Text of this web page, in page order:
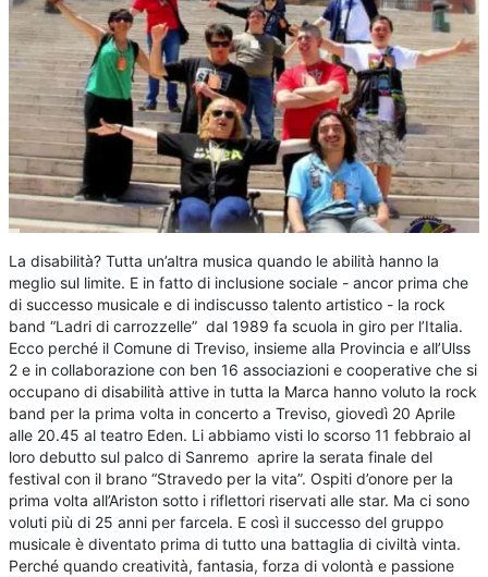
La disabilità? Tutta un’altra musica quando le abilità hanno la
meglio sul limite. E in fatto di inclusione sociale - ancor prima che
di successo musicale e di indiscusso talento artistico - la rock
band “Ladri di carrozzelle” dal 1989 fa scuola in giro per l’Italia.
Ecco perché il Comune di Treviso, insieme alla Provincia e all’Ulss
2 e in collaborazione con ben 16 associazioni e cooperative che si
occupano di disabilità attive in tutta la Marca hanno voluto la rock
band per la prima volta in concerto a Treviso, giovedì 20 Aprile
alle 20.45 al teatro Eden. Li abbiamo visti lo scorso 11 febbraio al
loro debutto sul palco di Sanremo aprire la serata finale del
festival con il brano “Stravedo per la vita”. Ospiti d’onore per la
prima volta all’Ariston sotto i riflettori riservati alle star. Ma ci sono
voluti più di 25 anni per farcela. E così il successo del gruppo
musicale è diventato prima di tutto una battaglia di civiltà vinta.
Perché quando creatività, fantasia, forza di volontà e passione